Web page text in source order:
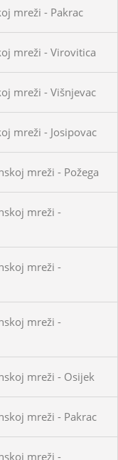
mreži - Pakrac
mreži - Virovitica
mreži - Višnjevac
mreži - Josipovac
mreži - Požega
mreži -
mreži -
mreži -
mreži - Osijek
mreži - Pakrac
mreži -